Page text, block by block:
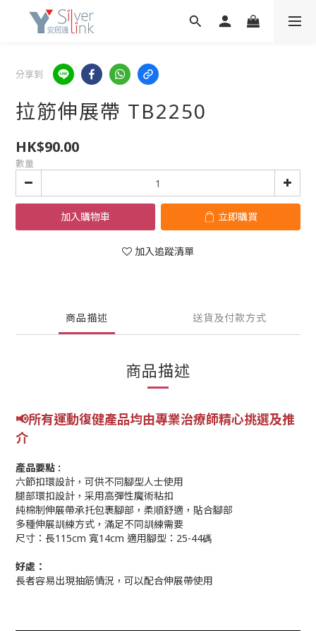
分享到
拉筋伸展帶 TB2250
HK$90.00
數量
加入購物車 立即購買
加入追蹤清單
商品描述 送貨及付款方式
商品描述
📢所有運動復健產品均由專業治療師精心挑選及推
介
產品要點 :
六節扣環設計，可供不同腳型人士使用
腿部環扣設計，采用高彈性魔術粘扣
純棉制伸展帶承托包裹腳部，柔順舒適，貼合腳部
多種伸展訓練方式，滿足不同訓練需要
尺寸：長115cm 寬14cm 適用腳型：25-44碼
好處：
長者容易出現抽筋情況，可以配合伸展帶使用